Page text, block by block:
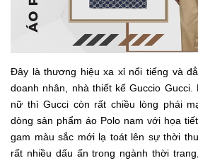
Đây là thương hiệu xa xỉ nổi tiếng và
doanh nhân, nhà thiết kế Guccio Gucci.
nữ thì Gucci còn rất chiều lòng phái
dòng sản phẩm áo Polo nam với họa
gam màu sắc mới lạ toát lên sự thời
rất nhiều dấu ấn trong ngành thời